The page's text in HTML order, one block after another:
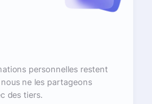
personnelles restent
ne les partageons
des tiers.